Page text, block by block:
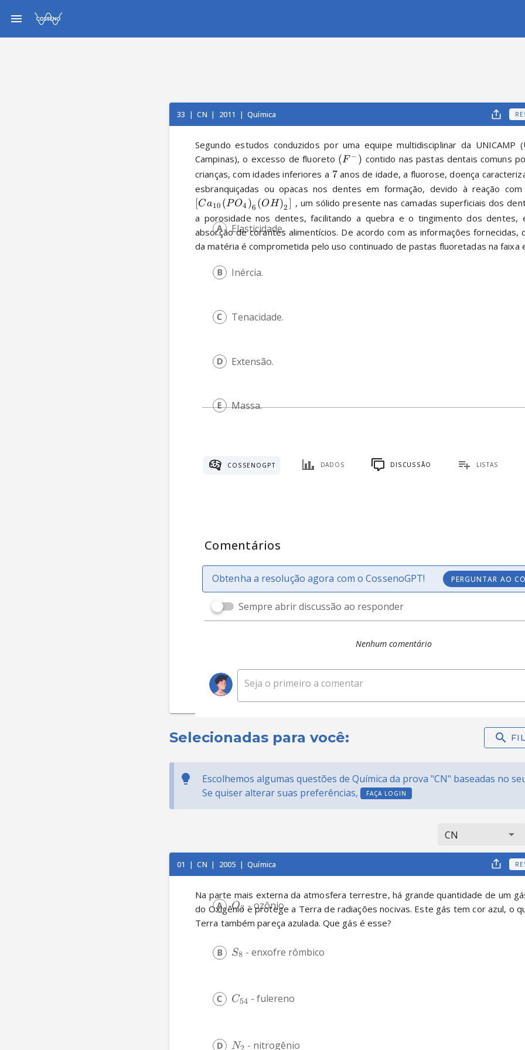
33 | CN | 2011 | Química
Segundo estudos conduzidos por uma equipe multidisciplinar da UNICAMP
Campinas), o excesso de fluoreto (F − ) contido nas pastas dentais comuns
crianças, com idades inferiores a 7 anos de idade, a fluorose, doença
esbranquiçadas ou opacas nos dentes em formação, devido à reação
[Ca10 (PO4 )6 (OH)2 ] , um sólido presente nas camadas superficiais dos
a porosidade nos dentes, facilitando a quebra e o tingimento dos dentes,
absorção de corantes alimentícios. De acordo com as informações fornecidas,
da matéria é comprometida pelo uso continuado de pastas fluoretadas na faixa
Elasticidade.
Inércia.
Tenacidade.
Extensão.
Massa.
COSSENOGPT DADOS DISCUSSÃO LISTAS
Comentários
Obtenha a resolução agora com o CossenoGPT! PERGUNTAR AO
Sempre abrir discussão ao responder
Nenhum comentário
Selecionadas para você:
Escolhemos algumas questões de Química da prova "CN" baseadas no
Se quiser alterar suas preferências,
FAÇA LOGIN
CN
01 | CN | 2005 | Química
Na parte mais externa da atmosfera terrestre, há grande quantidade de um
do Oxigênio e protege a Terra de radiações nocivas. Este gás tem cor azul, o
Terra também pareça azulada. Que gás é esse?
O3 - ozônio
S8 - enxofre rômbico
C54 - fulereno
N2 - nitrogênio